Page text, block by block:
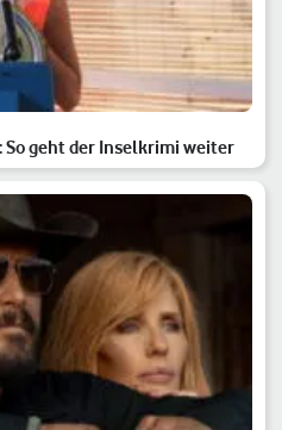
So geht der Inselkrimi weiter